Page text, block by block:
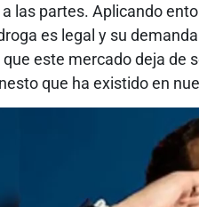
las partes. Aplicando
es legal y su
este mercado deja de
que ha existido en